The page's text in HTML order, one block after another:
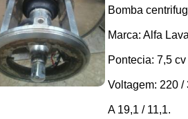
Bomba
Marca: Alfa
Pontecia: 7,5
Voltagem: 220 /
A 19,1 / 11,1.